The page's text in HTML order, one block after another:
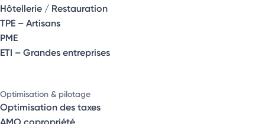
Hôtellerie / Restauration
TPE – Artisans
PME
ETI – Grandes entreprises
Optimisation & pilotage
Optimisation des taxes
AMO copropriété